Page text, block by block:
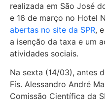
realizada em São José
e 16 de março no Hotel
abertas no site da SPR,
a isenção da taxa e um
atividades sociais.
Na sexta (14/03), antes
Fís. Alessandro André
Comissão Científica da